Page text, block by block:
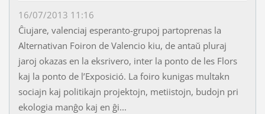
16/07/2013 11:16
Ĉiujare, valenciaj esperanto-grupoj partoprenas la
Alternativan Foiron de Valencio kiu, de antaŭ pluraj
jaroj okazas en la eksrivero, inter la ponto de les Flors
kaj la ponto de l’Exposició. La foiro kunigas multakn
sociajn kaj politikajn projektojn, metiistojn, budojn pri
ekologia manĝo kaj en ĝi...